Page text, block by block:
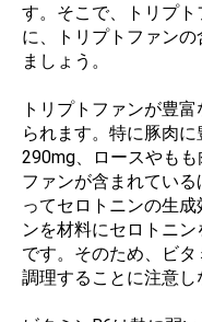
す。そこで、トリプ
に、トリプトファン
ましょう。
トリプトファンが豊
られます。特に豚肉
290mg、ロースやも
ファンが含まれてい
ってセロトニンの生
ンを材料にセロトニ
です。そのため、ビ
調理することに注意し